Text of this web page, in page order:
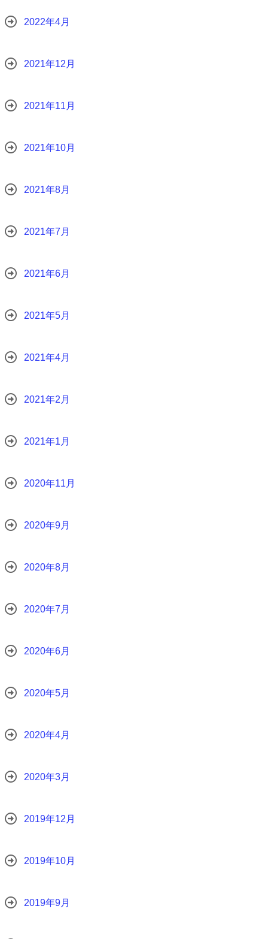
2022年4月
2021年12月
2021年11月
2021年10月
2021年8月
2021年7月
2021年6月
2021年5月
2021年4月
2021年2月
2021年1月
2020年11月
2020年9月
2020年8月
2020年7月
2020年6月
2020年5月
2020年4月
2020年3月
2019年12月
2019年10月
2019年9月